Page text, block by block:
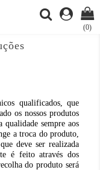
(0)
qualificados, que
os nossos produtos
qualidade sempre aos
a troca do produto,
deve ser realizada
é feito através dos
do produto será